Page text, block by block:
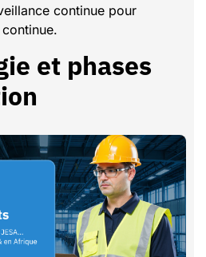
continue pour
et phases